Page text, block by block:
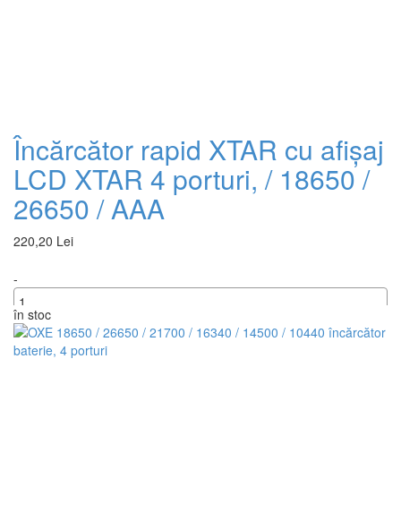
Încărcător rapid XTAR cu afișaj
LCD XTAR 4 porturi, / 18650 /
26650 / AAA
220,20 Lei
-
+
în stoc